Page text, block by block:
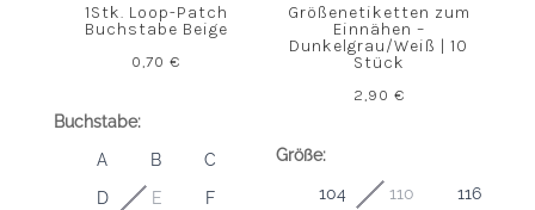
1Stk. Loop-Patch
Buchstabe Beige
0,70€
Buchstabe:
A B
C
D
E
F
Größenetiketten zum
Einnähen –
Dunkelgrau/Weiß | 10
Stück
2,90 €
Größe:
104 110
116